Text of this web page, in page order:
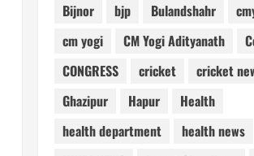
Bijnor bjp Bulandshahr
cm yogi
CM Yogi Adityanath
CONGRESS
cricket
cricket
Ghazipur
Hapur
Health
health department
health news